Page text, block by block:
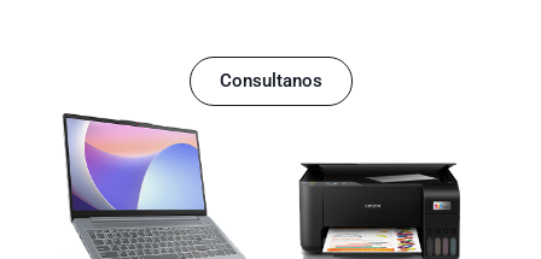
Consultanos